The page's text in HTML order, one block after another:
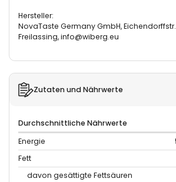
Hersteller:
NovaTaste Germany GmbH,
Freilassing, info@wiberg.eu
Zutaten und Nährwerte
Durchschnittliche Nährwerte
Energie
Fett
davon gesättigte Fettsäuren